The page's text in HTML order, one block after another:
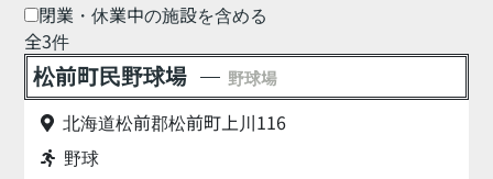
閉業・休業中の施設を含める
全3件
松前町民野球場 野球場
北海道松前郡松前町上川116
野球